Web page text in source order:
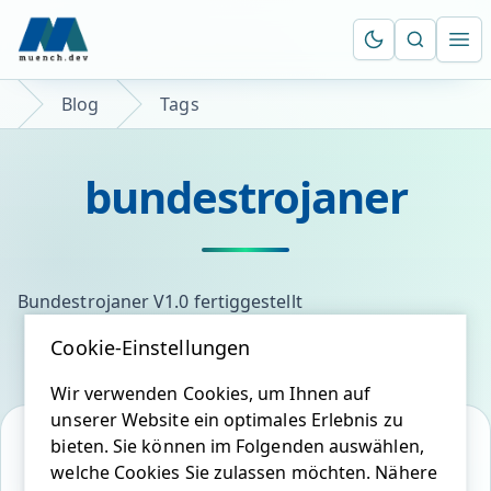
Suche
Blog Tags
bundestrojaner
Bundestrojaner V1.0 fertiggestellt
Cookie-Einstellungen
Wir verwenden Cookies, um Ihnen auf
unserer Website ein optimales Erlebnis zu
bieten. Sie können im Folgenden auswählen,
welche Cookies Sie zulassen möchten. Nähere